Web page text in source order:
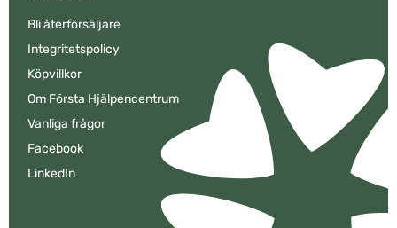
Bli återförsäljare
Integritetspolicy
Köpvillkor
Om Första Hjälpencentrum
Vanliga frågor
Facebook
LinkedIn